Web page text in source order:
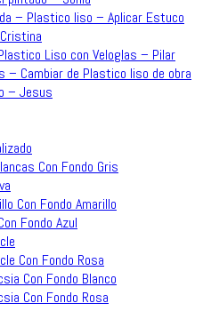
– Plastico liso – Aplicar Estuco
Liso con Veloglas – Pilar
– Cambiar de Plastico liso de obra
– Jesus
Con Fondo Gris
Con Fondo Amarillo
Fondo Azul
Con Fondo Rosa
Con Fondo Blanco
Con Fondo Rosa